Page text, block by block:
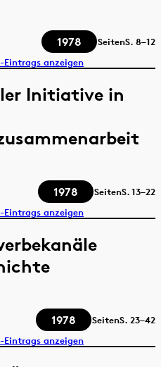
1978 SeitenS. 8–12
Eintrags anzeigen
Initiative in
1978 SeitenS.13–22
Eintrags anzeigen
1978 SeitenS. 23–42
Eintrags anzeigen